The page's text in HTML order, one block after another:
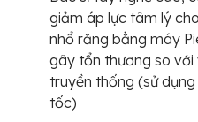
giảm áp lực tâm lý
nhổ răng bằng máy
gây tổn thương so
truyền thống (sử
tốc)